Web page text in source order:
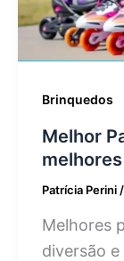
Brinquedos
Melhor
Patrícia Perini /
Melhores
diversão